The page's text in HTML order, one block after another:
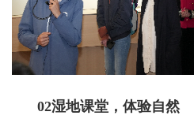
02湿地课堂，体验自然